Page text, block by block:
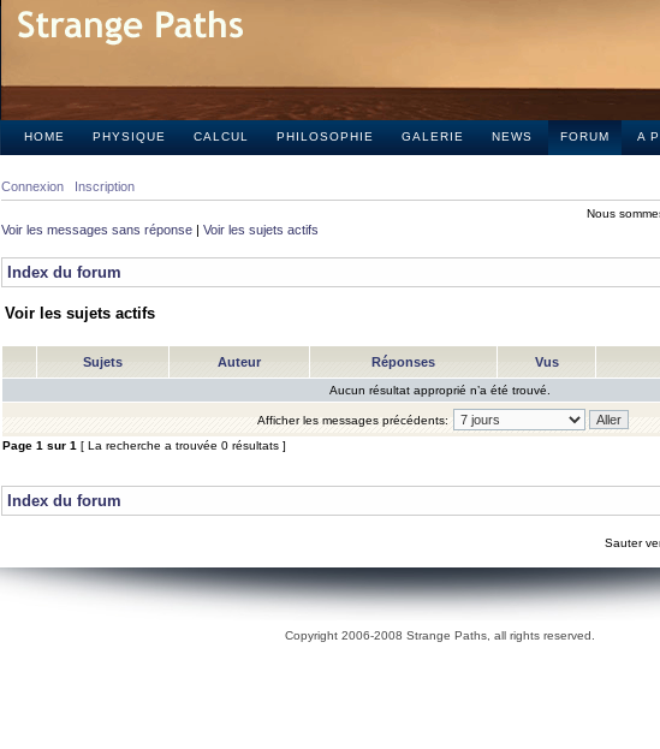
HOME PHYSIQUE CALCUL PHILOSOPHIE GALERIE NEWS FORUM A
Connexion Inscription
Nous
Voir les messages sans réponse | Voir les sujets actifs
Index du forum
Voir les sujets actifs
Sujets Auteur Réponses Vus
Aucun résultat approprié n’a été trouvé.
Afficher les messages précédents:
Page 1 sur 1 [ La recherche a trouvée 0 résultats ]
Index du forum
Sauter
Copyright 2006-2008 Strange Paths, all rights reserved.